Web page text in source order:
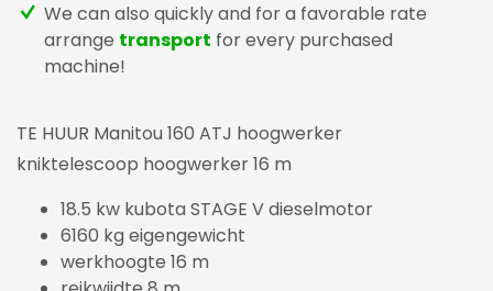
We can also quickly and for a favorable rate
arrange transport for every purchased
machine!
TE HUUR Manitou 160 ATJ hoogwerker
kniktelescoop hoogwerker 16 m
18.5 kw kubota STAGE V dieselmotor
6160 kg eigengewicht
werkhoogte 16 m